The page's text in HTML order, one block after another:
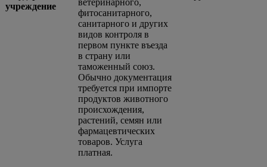
учреждение
фитосанитарного,
санитарного и других
видов контроля в
первом пункте въезда
в страну или
таможенный союз.
Обычно документация
требуется при импорте
продуктов животного
происхождения,
растений, семян или
фармацевтических
товаров. Услуга
платная.